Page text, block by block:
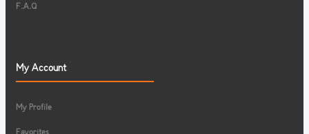
F.A.Q
My Account
My Profile